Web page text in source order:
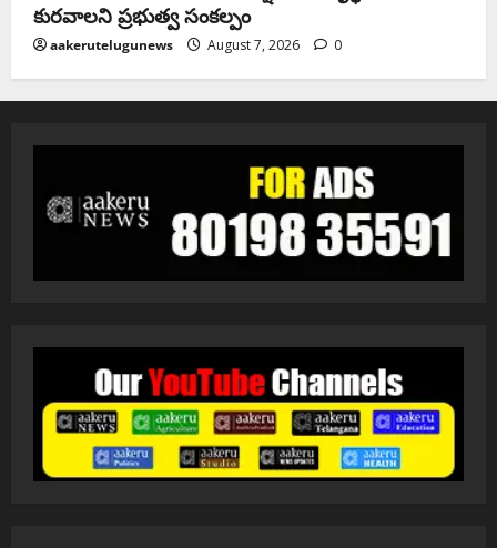
కురవాలని ప్రభుత్వ సంకల్పం
aakerutelugunews August 7, 2026 0